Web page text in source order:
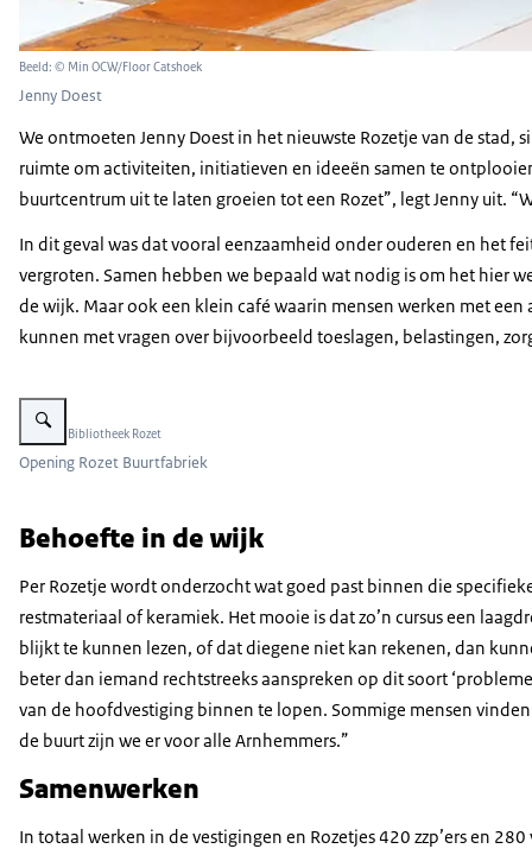
Beeld: © Min OCW/Floor Catshoek
Jenny Doest
We ontmoeten Jenny Doest in het nieuwste Rozetje van de
ruimte om activiteiten, initiatieven en ideeën samen te
buurtcentrum uit te laten groeien tot een Rozet”, legt Jenny uit.
In dit geval was dat vooral eenzaamheid onder ouderen en het
vergroten. Samen hebben we bepaald wat nodig is om het hier
de wijk. Maar ook een klein café waarin mensen werken met
kunnen met vragen over bijvoorbeeld toeslagen, belastingen,
Vergroot afbeelding Opening van Rozet Buurtfabriek met veel mensen in
Beeld: © Bibliotheek Rozet
Opening Rozet Buurtfabriek
Behoefte in de wijk
Per Rozetje wordt onderzocht wat goed past binnen die
restmateriaal of keramiek. Het mooie is dat zo’n cursus een
blijkt te kunnen lezen, of dat diegene niet kan rekenen, dan
beter dan iemand rechtstreeks aanspreken op dit soort
van de hoofdvestiging binnen te lopen. Sommige mensen
de buurt zijn we er voor alle Arnhemmers.”
Samenwerken
In totaal werken in de vestigingen en Rozetjes 420 zzp’ers en